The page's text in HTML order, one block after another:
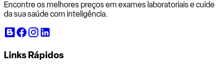
Encontre os melhores preços em exames laboratoriais e cuide
da sua saúde com inteligência.
Links Rápidos